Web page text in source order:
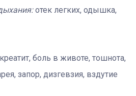
отек легких, одышка,
боль в животе, тошнота,
запор, дизгевзия, вздутие